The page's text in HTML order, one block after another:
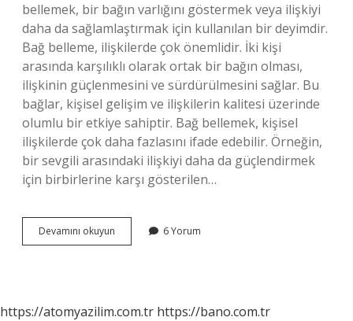
bellemek, bir bağın varlığını göstermek veya ilişkiyi
daha da sağlamlaştırmak için kullanılan bir deyimdir.
Bağ belleme, ilişkilerde çok önemlidir. İki kişi
arasında karşılıklı olarak ortak bir bağın olması,
ilişkinin güçlenmesini ve sürdürülmesini sağlar. Bu
bağlar, kişisel gelişim ve ilişkilerin kalitesi üzerinde
olumlu bir etkiye sahiptir. Bağ bellemek, kişisel
ilişkilerde çok daha fazlasını ifade edebilir. Örneğin,
bir sevgili arasındaki ilişkiyi daha da güçlendirmek
için birbirlerine karşı gösterilen…
Devamını okuyun
bellemek
6 Yorum
https://atomyazilim.com.tr https://bano.com.tr